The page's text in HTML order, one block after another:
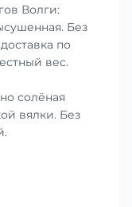
Волги:
Без
по
вес.
солёная
вялки. Без